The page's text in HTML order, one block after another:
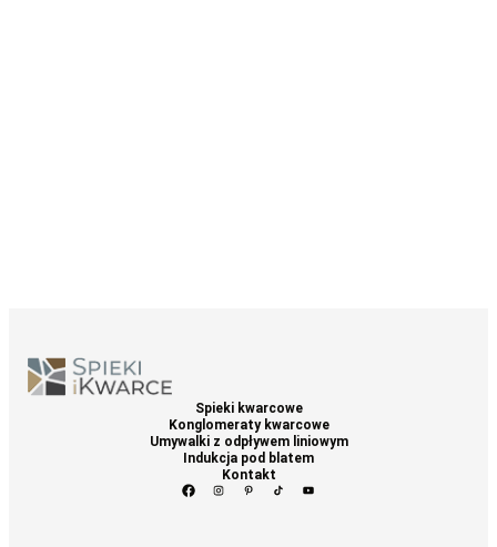
Spieki kwarcowe
Konglomeraty kwarcowe
Umywalki z odpływem liniowym
Indukcja pod blatem
Kontakt